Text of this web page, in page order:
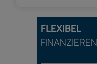
FLEXIBEL
FINANZIEREN